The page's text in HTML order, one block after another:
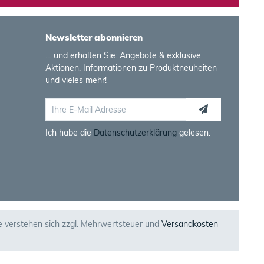
Newsletter abonnieren
… und erhalten Sie: Angebote & exklusive
Aktionen, Informationen zu Produktneuheiten
und vieles mehr!
Ich habe die Datenschutzerklärung gelesen.
verstehen sich zzgl. Mehrwertsteuer und Versandkosten